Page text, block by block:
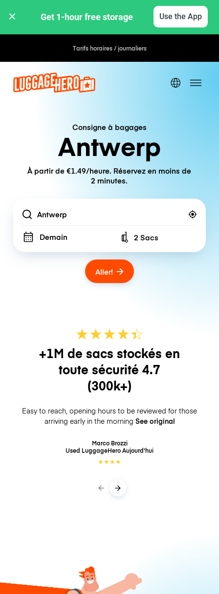
Get 1-hour free storage Use the App
Tarifs horaires / journaliers
Consigne à bagages
Antwerp
À partir de €1.49/heure. Réservez en moins de
2 minutes.
Location
Demain Number of bags
2 Sacs
Aller!
★★★★☆
★
+1M de sacs stockés en
toute sécurité 4.7
(300k+)
Easy to reach, opening hours to be reviewed for those
arriving early in the morning See original
Marco Brozzi
Used LuggageHeroAujourd'hui
★★★★